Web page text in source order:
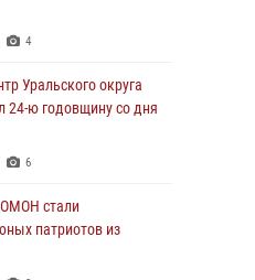
области почтили
4
в радиоэфире
2
сбили дрон-
4
Уральского округа
24-ю годовщину со дня
6
стали
патриотов из